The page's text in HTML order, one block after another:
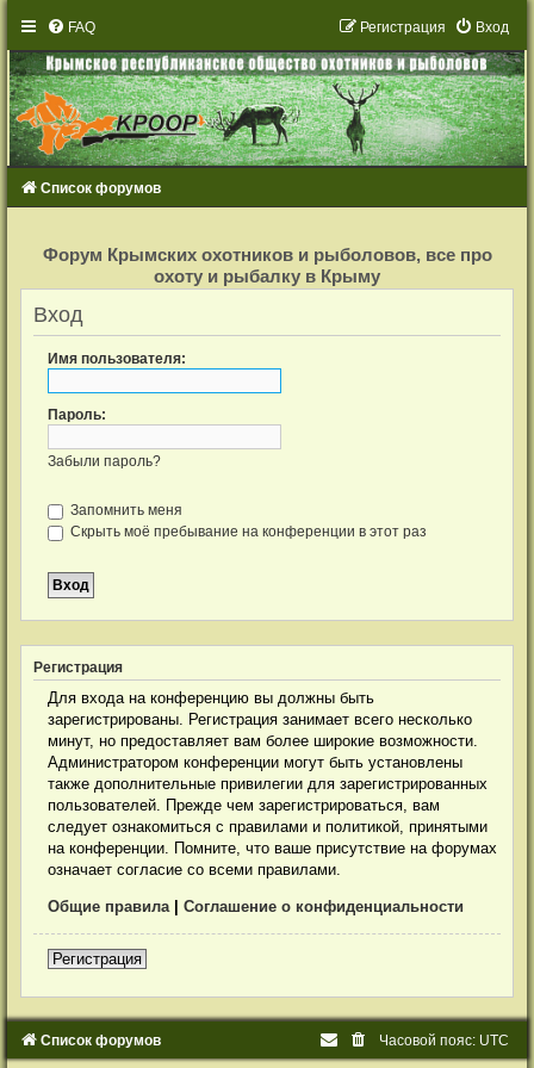
FAQ Вход
Регистрация
Список форумов
с
т
р
а
Форум Крымских охотников и рыболовов, все про
охоту и рыбалку в Крыму
Вход
Имя пользователя:
Пароль:
Забыли пароль?
Запомнить меня
Скрыть моё пребывание на конференции в этот раз
Регистрация
Для входа на конференцию вы должны быть
зарегистрированы. Регистрация занимает всего несколько
минут, но предоставляет вам более широкие возможности.
Администратором конференции могут быть установлены
также дополнительные привилегии для зарегистрированных
пользователей. Прежде чем зарегистрироваться, вам
следует ознакомиться с правилами и политикой, принятыми
на конференции. Помните, что ваше присутствие на форумах
означает согласие со всеми правилами.
Общие правила|Соглашение о конфиденциальности
Регистрация
Список форумов Часовой пояс: UTC